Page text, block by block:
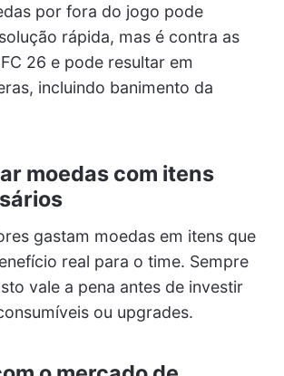
por fora do jogo pode
rápida, mas é contra as
26 e pode resultar em
incluindo banimento da
moedas com itens
gastam moedas em itens que
real para o time. Sempre
vale a pena antes de investir
ou upgrades.